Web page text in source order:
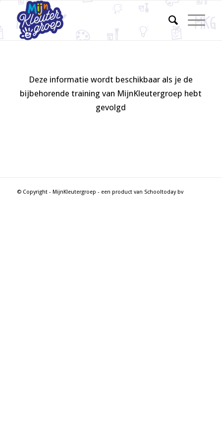
Deze informatie wordt beschikbaar als je de
bijbehorende training van MijnKleutergroep hebt
gevolgd
© Copyright - MijnKleutergroep - een product van Schooltoday bv